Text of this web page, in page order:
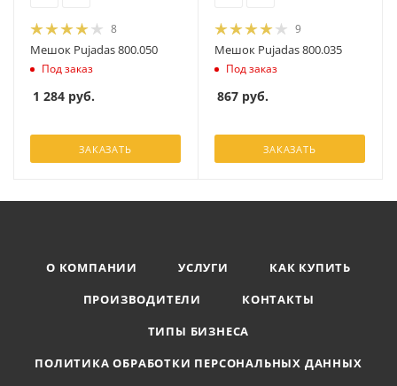
8
Мешок Pujadas 800.050
Под заказ
1 284 руб.
ЗАКАЗАТЬ
9
Мешок Pujadas 800.035
Под заказ
867 руб.
ЗАКАЗАТЬ
О КОМПАНИИ УСЛУГИ
КАК КУПИТЬ
ПРОИЗВОДИТЕЛИ
КОНТАКТЫ
ТИПЫ БИЗНЕСА
ПОЛИТИКА ОБРАБОТКИ ПЕРСОНАЛЬНЫХ ДАННЫХ